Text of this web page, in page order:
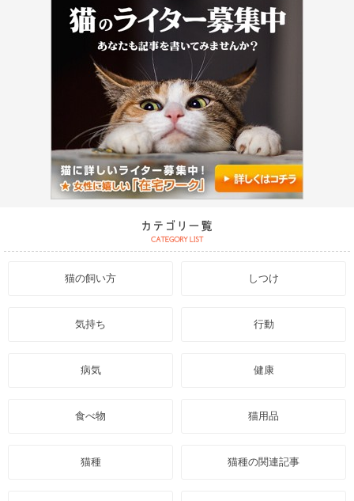
猫の飼い方 しつけ
気持ち 行動
病気 健康
食べ物 猫用品
猫種 猫種の関連記事